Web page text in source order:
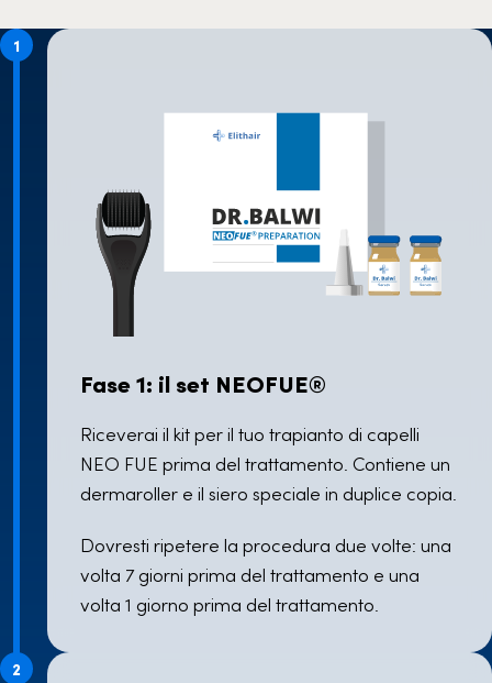
1
Fase 1: il set NEOFUE®
Riceverai il kit per il tuo trapianto di capelli
NEO FUE prima del trattamento. Contiene un
dermaroller e il siero speciale in duplice copia.
Dovresti ripetere la procedura due volte: una
volta 7 giorni prima del trattamento e una
volta 1 giorno prima del trattamento.
2